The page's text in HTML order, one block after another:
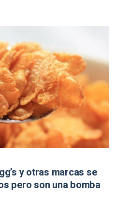
y otras marcas se
pero son una bomba